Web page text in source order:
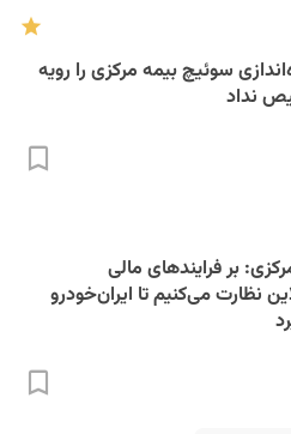
سوئیچ بیمه مرکزی را رویه
نداد
بر فرایندهای مالی
نظارت می‌کنیم تا ایران‌‌خودرو